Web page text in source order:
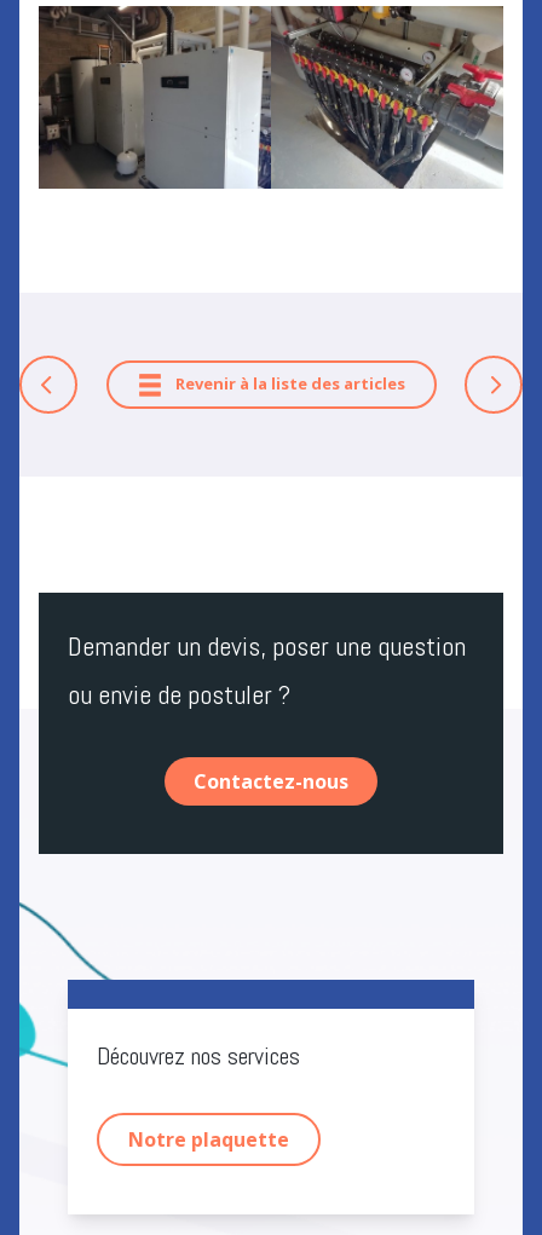
Revenir à la liste des articles
Demander un devis, poser une question
ou envie de postuler ?
Contactez-nous
Découvrez nos services
Notre plaquette